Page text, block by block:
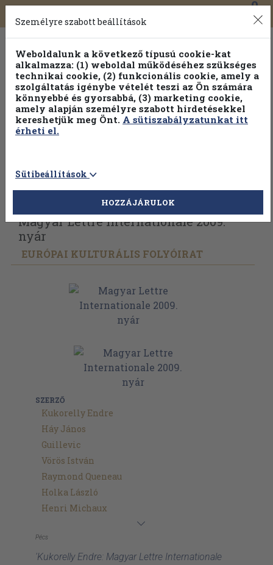
Toggle
navigation
0
Vissza az előző oldalra Válasszon példányt
Magyar Lettre Internationale 2009.
nyár
EURÓPAI KULTURÁLIS FOLYÓIRAT
SZERZŐ
Kukorelly Endre
Háy János
Guillevic
Vörös István
Raymond Queneau
Holka László
Henri Michaux
Pécs
'Kukorelly Endre: Magyar Lettre Internationale
Személyre szabott beállítások
Weboldalunk a következő típusú cookie-kat
alkalmazza: (1) weboldal működéséhez szükséges
technikai cookie, (2) funkcionális cookie, amely a
szolgáltatás igénybe vételét teszi az Ön számára
könnyebbé és gyorsabbá, (3) marketing cookie,
amely alapján személyre szabott hirdetésekkel
kereshetjük meg Önt. A sütiszabályzatunkat itt
érheti el.
Sütibeállítások
HOZZÁJÁRULOK